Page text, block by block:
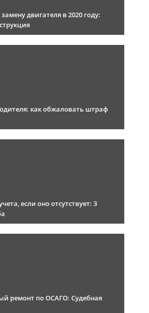
двигателя в 2020 году:
как обжаловать штраф
если оно отсутствует: 3
ремонт по ОСАГО: Судебная